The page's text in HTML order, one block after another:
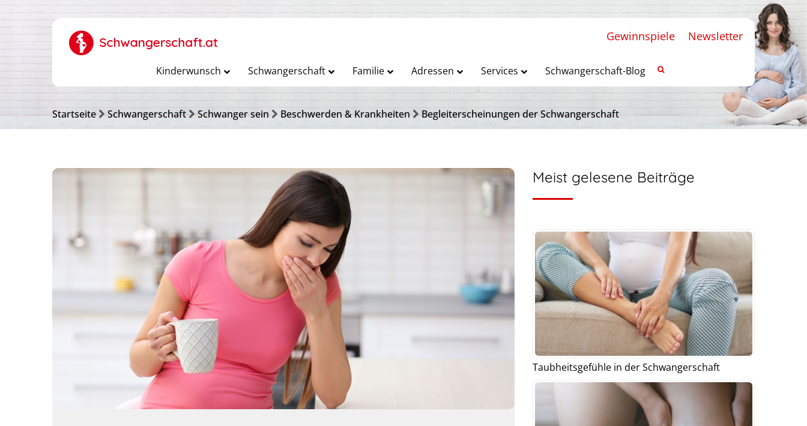
Gewinnspiele Newsletter
Kinderwunsch Schwangerschaft Familie Adressen Services Schwangerschaft-Blog
Startseite Schwangerschaft Schwanger sein Beschwerden & Krankheiten Begleiterscheinungen der Schwangerschaft
Meist gelesene Beiträge
Taubheitsgefühle in der Schwangerschaft